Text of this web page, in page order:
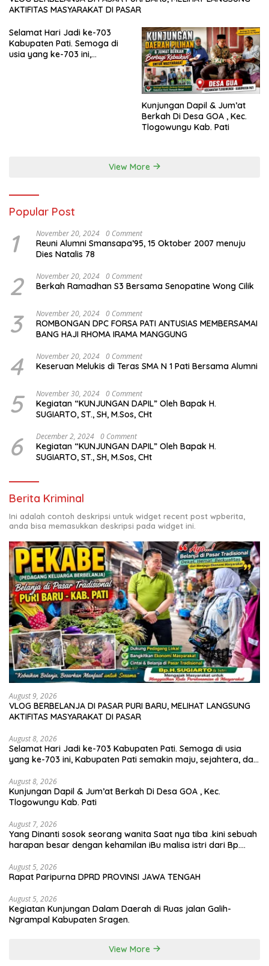
AKTIFITAS MASYARAKAT DI PASAR
Selamat Hari Jadi ke-703
Kabupaten Pati. Semoga di
usia yang ke-703 ini,
Salam sedulur Pati Selawase.
Facebook
Kunjungan Dapil & Jum’at
Berkah Di Desa GOA , Kec.
Tlogowungu Kab. Pati
View More
Popular Post
1 November 20, 2024 0 Comment
Reuni Alumni Smansapa’95, 15 Oktober 2007 menuju
Dies Natalis 78
2 November 20, 2024 0 Comment
Berkah Ramadhan S3 Bersama Senopatine Wong Cilik
3 November 20, 2024 0 Comment
ROMBONGAN DPC FORSA PATI ANTUSIAS MEMBERSAMAI
BANG HAJI RHOMA IRAMA MANGGUNG
4 November 20, 2024 0 Comment
Keseruan Melukis di Teras SMA N 1 Pati Bersama Alumni
5 November 30, 2024 0 Comment
Kegiatan “KUNJUNGAN DAPIL” Oleh Bapak H.
SUGIARTO, ST., SH, M.Sos, CHt
6 December 2, 2024 0 Comment
Kegiatan “KUNJUNGAN DAPIL” Oleh Bapak H.
SUGIARTO, ST., SH, M.Sos, CHt
Berita Kriminal
Ini adalah contoh deskripsi untuk widget recent post wpberita,
anda bisa memasukkan deskripsi pada widget ini.
August 9, 2026
VLOG BERBELANJA DI PASAR PURI BARU, MELIHAT LANGSUNG
AKTIFITAS MASYARAKAT DI PASAR
August 8, 2026
Selamat Hari Jadi ke-703 Kabupaten Pati. Semoga di usia
yang ke-703 ini, Kabupaten Pati semakin maju, sejahtera, dan
kesejahteraan bagi seluruh masyarakatnya. Semoga sinergi
dan kolaborasi yang telah terjalin semakin kuat demi
mewujudkan pembangunan yang berkelanjutan. Dirgahayu
Facebook
August 8, 2026
Kunjungan Dapil & Jum’at Berkah Di Desa GOA , Kec.
Tlogowungu Kab. Pati
August 7, 2026
Yang Dinanti sosok seorang wanita Saat nya tiba .kini sebuah
harapan besar dengan kehamilan iBu malisa istri dari Bp.
Musa & Princes.
August 5, 2026
Rapat Paripurna DPRD PROVINSI JAWA TENGAH
August 5, 2026
Kegiatan Kunjungan Dalam Daerah di Ruas jalan Galih-
Ngrampal Kabupaten Sragen.
View More